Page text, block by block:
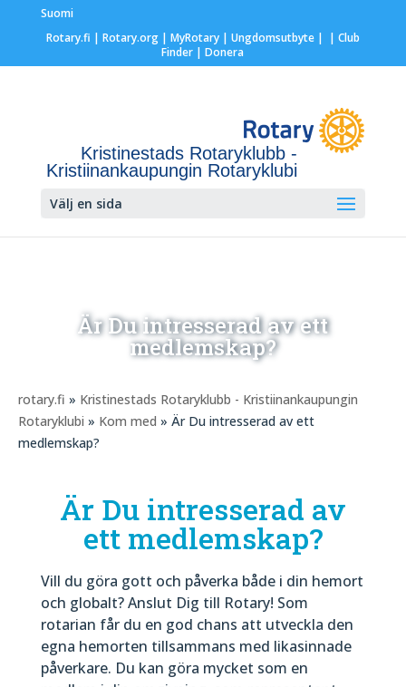
Suomi
Rotary.fi | Rotary.org| MyRotary | Ungdomsutbyte| | Club
Finder | Donera
Kristinestads Rotaryklubb -
Kristiinankaupungin Rotaryklubi
Välj en sida
Är Du intresserad av ett
medlemskap?
rotary.fi » Kristinestads Rotaryklubb - Kristiinankaupungin
Rotaryklubi » Kom med » Är Du intresserad av ett
medlemskap?
Är Du intresserad av
ett medlemskap?
Vill du göra gott och påverka både i din hemort
och globalt? Anslut Dig till Rotary! Som
rotarian får du en god chans att utveckla den
egna hemorten tillsammans med likasinnade
påverkare. Du kan göra mycket som en